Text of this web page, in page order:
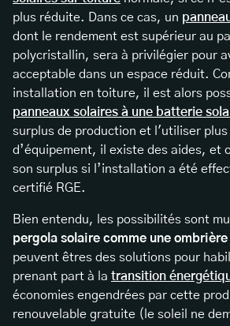
plus réduite. Dans ce cas, un
dont le rendement est supérieur au
polycristallin, sera à privilégier pour
acceptable dans un espace réduit.
installation en toiture, il est alors
panneaux solaires à une batterie
surplus de production et l'utiliser
d’équipement, il existe des aides, et
son surplus si l’installation a été
certifié RGE.
Bien entendu, les possibilités sont
pergola solaire comme une
peuvent êtres des solutions pour
prenant part à la transition
économies engendrées par cette
renouvelable gratuite (le soleil ne